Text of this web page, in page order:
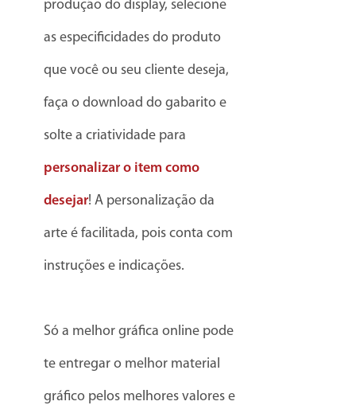
produção do display, selecione
as especificidades do produto
que você ou seu cliente deseja,
faça o download do gabarito e
solte a criatividade para
personalizar o item como
desejar! A personalização da
arte é facilitada, pois conta com
instruções e indicações.
Só a melhor gráfica online pode
te entregar o melhor material
gráfico pelos melhores valores e